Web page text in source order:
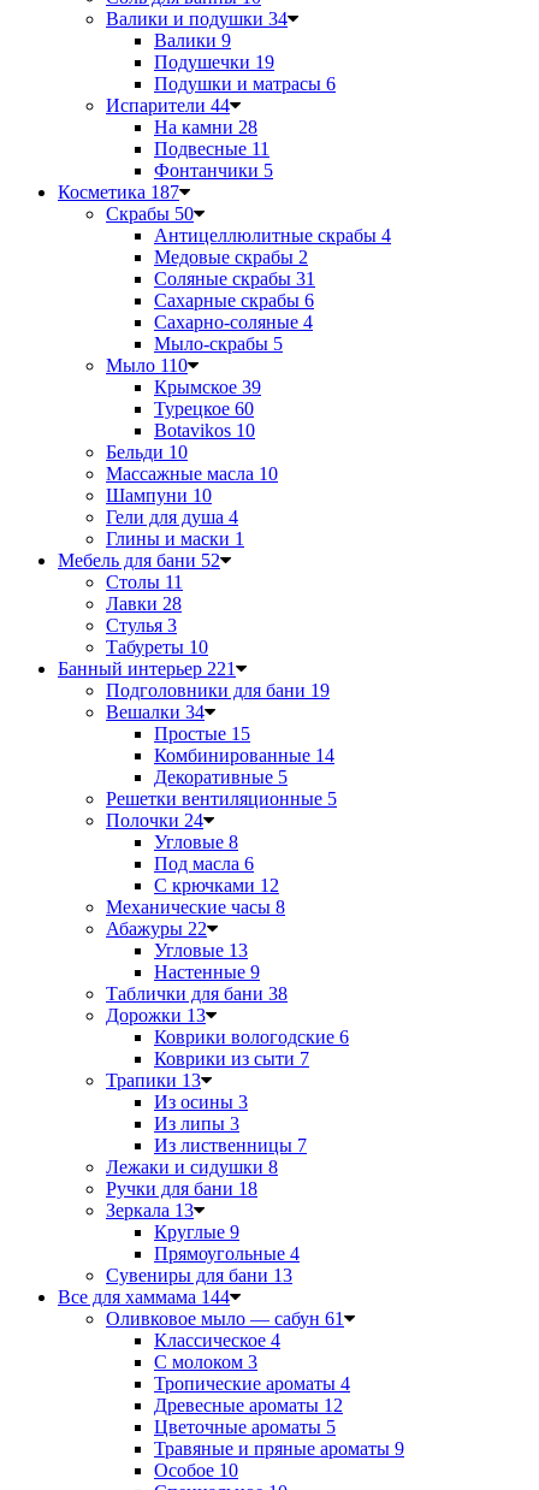
Валики и подушки 34
Валики 9
Подушечки 19
Подушки и матрасы 6
Испарители 44
На камни 28
Подвесные 11
Фонтанчики 5
Косметика 187
Скрабы 50
Антицеллюлитные скрабы 4
Медовые скрабы 2
Соляные скрабы 31
Сахарные скрабы 6
Сахарно-соляные 4
Мыло-скрабы 5
Мыло 110
Крымское 39
Турецкое 60
Botavikos 10
Бельди 10
Массажные масла 10
Шампуни 10
Гели для душа 4
Глины и маски 1
Мебель для бани 52
Столы 11
Лавки 28
Стулья 3
Табуреты 10
Банный интерьер 221
Подголовники для бани 19
Вешалки 34
Простые 15
Комбинированные 14
Декоративные 5
Решетки вентиляционные 5
Полочки 24
Угловые 8
Под масла 6
С крючками 12
Механические часы 8
Абажуры 22
Угловые 13
Настенные 9
Таблички для бани 38
Дорожки 13
Коврики вологодские 6
Коврики из сыти 7
Трапики 13
Из осины 3
Из липы 3
Из лиственницы 7
Лежаки и сидушки 8
Ручки для бани 18
Зеркала 13
Круглые 9
Прямоугольные 4
Сувениры для бани 13
Все для хаммама 144
Оливковое мыло — сабун 61
Классическое 4
С молоком 3
Тропические ароматы 4
Древесные ароматы 12
Цветочные ароматы 5
Травяные и пряные ароматы 9
Особое 10